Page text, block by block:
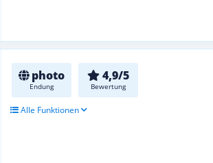
photo
Endung
4,9/5
Bewertung
Alle Funktionen